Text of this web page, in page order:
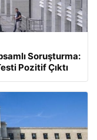
Soruşturma:
Pozitif Çıktı